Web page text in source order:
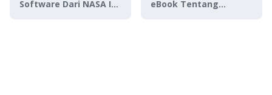
Software Dari NASA Ini,
eBook Tentang